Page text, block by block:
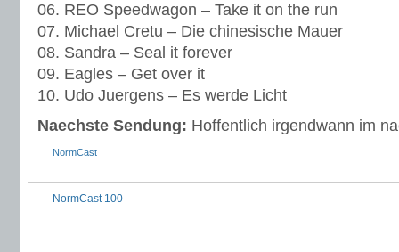
06. REO Speedwagon – Take it on the run
07. Michael Cretu – Die chinesische Mauer
08. Sandra – Seal it forever
09. Eagles – Get over it
10. Udo Juergens – Es werde Licht
Naechste Sendung: Hoffentlich irgendwann im
NormCast
NormCast 100